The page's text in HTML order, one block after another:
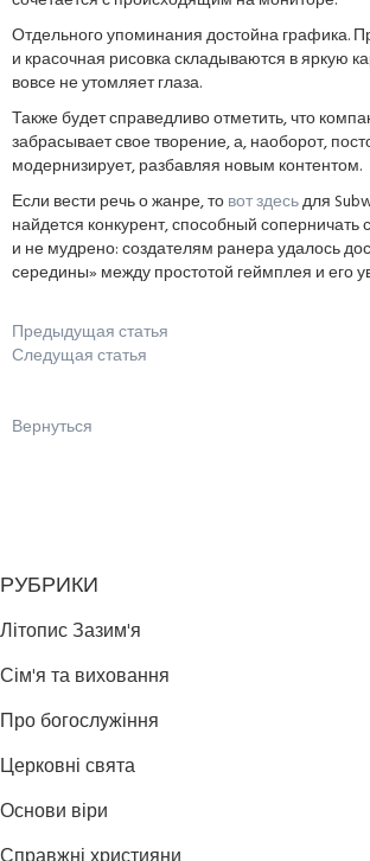
Отдельного упоминания достойна графика.
и красочная рисовка складываются в яркую
вовсе не утомляет глаза.
Также будет справедливо отметить, что
забрасывает свое творение, а, наоборот,
модернизирует, разбавляя новым контентом.
Если вести речь о жанре, товот здесьдля
найдется конкурент, способный
и не мудрено: создателям ранера удалось
середины» между простотой геймплея и его
Предыдущая статья
Следущая статья
Вернуться
РУБРИКИ
Літопис Зазим'я
Сім'я та виховання
Про богослужіння
Церковні свята
Основи віри